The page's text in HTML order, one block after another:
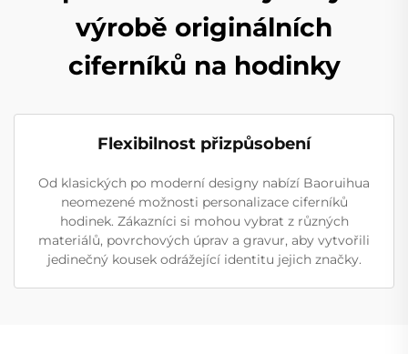
výrobě originálních
ciferníků na hodinky
Flexibilnost přizpůsobení
Od klasických po moderní designy nabízí Baoruihua
neomezené možnosti personalizace ciferníků
hodinek. Zákazníci si mohou vybrat z různých
materiálů, povrchových úprav a gravur, aby vytvořili
jedinečný kousek odrážející identitu jejich značky.